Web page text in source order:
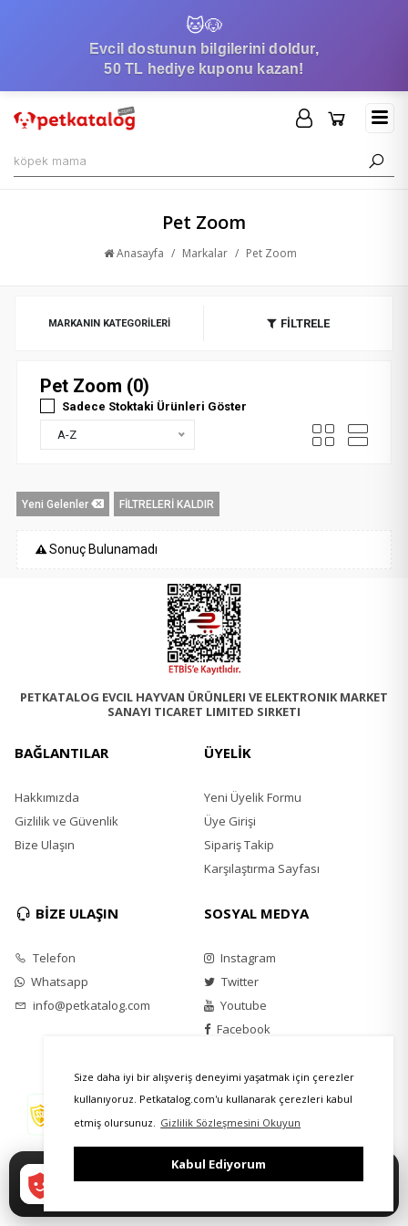
Size daha iyi bir alışveriş deneyimi yaşatmak için çerezler
kullanıyoruz. Petkatalog.com'u kullanarak çerezleri kabul
etmiş olursunuz. Gizlilik Sözleşmesini Okuyun
Kabul Ediyorum
🐱🐶
Evcil dostunun bilgilerini doldur,
50 TL hediye kuponu kazan!
Petkatalog'u indirin
Google Play
Pet Zoom
Anasayfa / Markalar / Pet Zoom
MARKANIN KATEGORILERI FİLTRELE
Pet Zoom (0)
Sadece Stoktaki Ürünleri Göster
A-Z
Yeni Gelenler FİLTRELERİ KALDIR
Sonuç Bulunamadı
PETKATALOG EVCIL HAYVAN ÜRÜNLERI VE ELEKTRONIK MARKET
SANAYI TICARET LIMITED SIRKETI
BAĞLANTILAR
Hakkımızda
Gizlilik ve Güvenlik
Bize Ulaşın
ÜYELİK
Yeni Üyelik Formu
Üye Girişi
Sipariş Takip
Karşılaştırma Sayfası
BİZE ULAŞIN
Telefon
Whatsapp
info@petkatalog.com
SOSYAL MEDYA
Instagram
Twitter
Youtube
Facebook